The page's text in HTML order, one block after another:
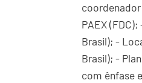
PAEX
Brasil); -
Brasil); -
com ênfase